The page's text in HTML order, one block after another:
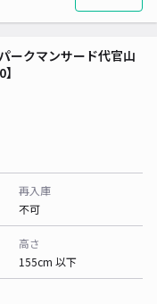
ークマンサード代官山
再入庫
不可
高さ
155cm 以下